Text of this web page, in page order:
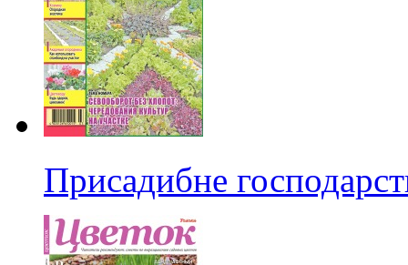
Присадибне